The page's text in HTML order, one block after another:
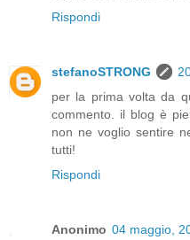
Rispondi
stefanoSTRONG
per la prima volta da
commento. il blog è
non ne voglio sentire
tutti!
Rispondi
Anonimo 04 maggio,